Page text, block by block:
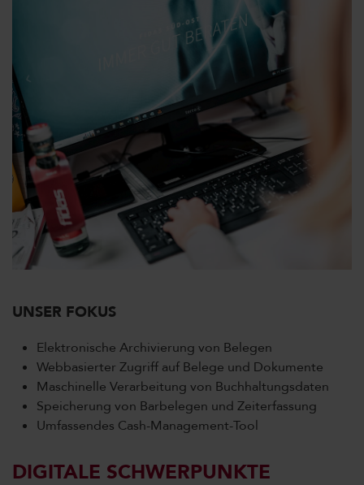
UNSER FOKUS
Elektronische Archivierung von Belegen
Webbasierter Zugriff auf Belege und Dokumente
Maschinelle Verarbeitung von Buchhaltungsdaten
Speicherung von Barbelegen und Zeiterfassung
Umfassendes Cash-Management-Tool
DIGITALE SCHWERPUNKTE